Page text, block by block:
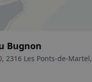
Bugnon
2316 Les Ponts-de-Martel,